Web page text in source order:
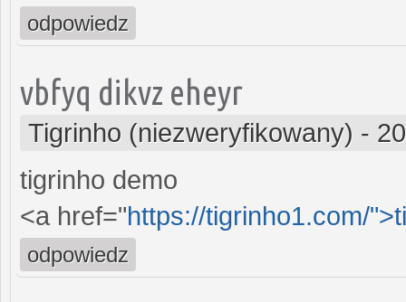
odpowiedz
vbfyq dikvz eheyr
Tigrinho (niezweryfikowany) -
tigrinho demo
<a href="https://tigrinho1.com/
odpowiedz